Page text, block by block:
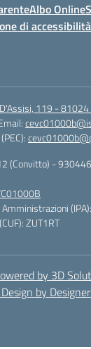
Albo Online
di accessibilità
119 - 81024
(Convitto) -
Amministrazioni
ZUT1RT
by 3D
by